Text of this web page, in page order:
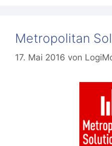
Metropolitan
17. Mai 2016 von